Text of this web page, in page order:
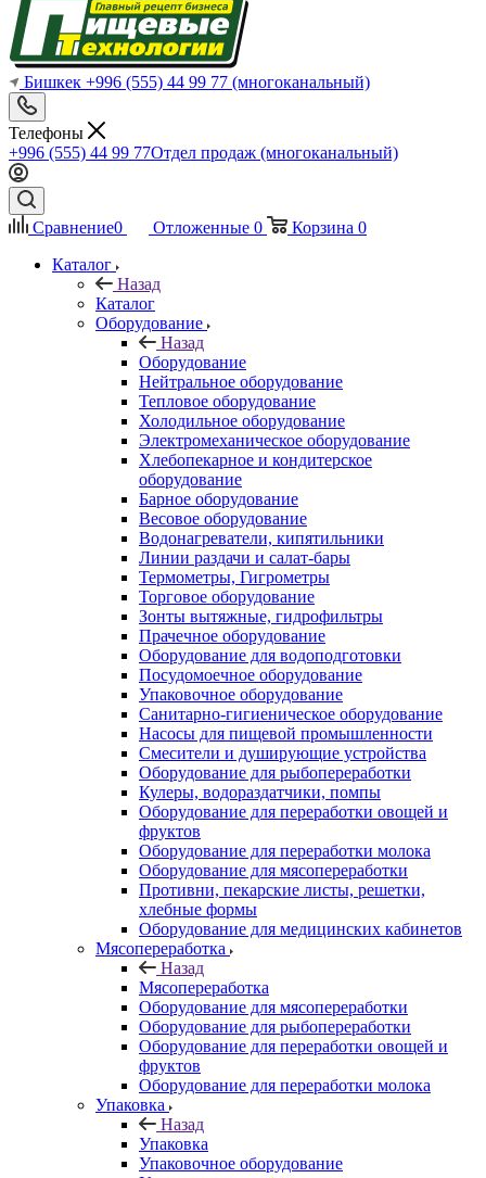
Бишкек +996 (555) 44 99 77 (многоканальный)
Телефоны
+996 (555) 44 99 77Отдел продаж (многоканальный)
Сравнение0 Отложенные 0 Корзина 0
Каталог
Назад
Каталог
Оборудование
Назад
Оборудование
Нейтральное оборудование
Тепловое оборудование
Холодильное оборудование
Электромеханическое оборудование
Хлебопекарное и кондитерское
оборудование
Барное оборудование
Весовое оборудование
Водонагреватели, кипятильники
Линии раздачи и салат-бары
Термометры, Гигрометры
Торговое оборудование
Зонты вытяжные, гидрофильтры
Прачечное оборудование
Оборудование для водоподготовки
Посудомоечное оборудование
Упаковочное оборудование
Санитарно-гигиеническое оборудование
Насосы для пищевой промышленности
Смесители и душирующие устройства
Оборудование для рыбопереработки
Кулеры, водораздатчики, помпы
Оборудование для переработки овощей и
фруктов
Оборудование для переработки молока
Оборудование для мясопереработки
Противни, пекарские листы, решетки,
хлебные формы
Оборудование для медицинских кабинетов
Мясопереработка
Назад
Мясопереработка
Оборудование для мясопереработки
Оборудование для рыбопереработки
Оборудование для переработки овощей и
фруктов
Оборудование для переработки молока
Упаковка
Назад
Упаковка
Упаковочное оборудование